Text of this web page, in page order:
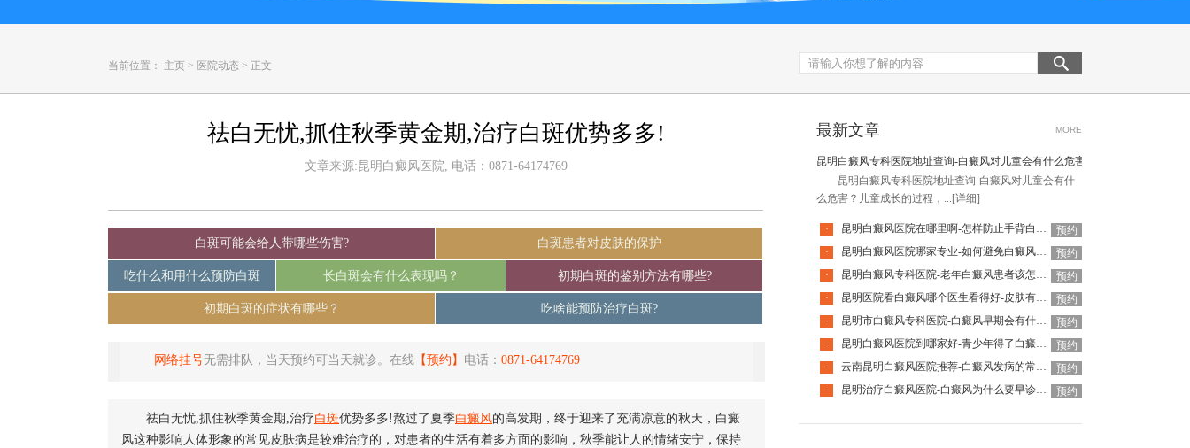
当前位置： 主页 > 医院动态 > 正文
祛白无忧,抓住秋季黄金期,治疗白斑优势多多!
文章来源:昆明白癜风医院, 电话：0871-64174769
白斑可能会给人带哪些伤害? 白斑患者对皮肤的保护
吃什么和用什么预防白斑 长白斑会有什么表现吗？ 初期白斑的鉴别方法有哪些?
初期白斑的症状有哪些？ 吃啥能预防治疗白斑?
网络挂号无需排队，当天预约可当天就诊。在线 【预约】 电话： 0871-64174769
祛白无忧,抓住秋季黄金期,治疗白斑优势多多!熬过了夏季白癜风的高发期，终于迎来了充满凉意的秋天，白癜
风这种影响人体形象的常见皮肤病是较难治疗的，对患者的生活有着多方面的影响，秋季能让人的情绪安宁，保持
最新文章 MORE
昆明白癜风专科医院地址查询-白癜风对儿童会有什么危害
昆明白癜风专科医院地址查询-白癜风对儿童会有什
么危害？儿童成长的过程，... [详细]
· 昆明白癜风医院在哪里啊-怎样防止手背白癜风扩散呢
预约
·
昆明白癜风医院哪家专业-如何避免白癜风复发呢
预约
·
昆明白癜风专科医院-老年白癜风患者该怎么有效应对疾病
预约
·
昆明医院看白癜风哪个医生看得好-皮肤有白癜风后该怎么护理
预约
·
昆明市白癜风专科医院-白癜风早期会有什么症状
预约
·
昆明白癜风医院到哪家好-青少年得了白癜风该怎么科学治疗呢
预约
·
云南昆明白癜风医院推荐-白癜风发病的常见诱因是什么
预约
·
昆明治疗白癜风医院-白癜风为什么要早诊早治 预约